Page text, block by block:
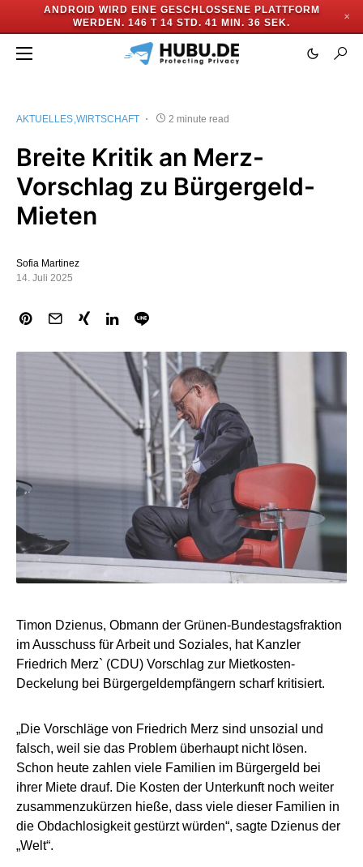
ANDROID WIRD EINE GESCHLOSSENE PLATTFORM
WERDEN. 146 T 14 STD. 41 MIN. 35 SEK.
✕
AKTUELLES WIRTSCHAFT 2 minute read
Breite Kritik an Merz-
Vorschlag zu Bürgergeld-
Mieten
Sofia Martinez
14. Juli 2025
Timon Dzienus, Obmann der Grünen-Bundestagsfraktion
im Ausschuss für Arbeit und Soziales, hat Kanzler
Friedrich Merz` (CDU) Vorschlag zur Mietkosten-
Deckelung bei Bürgergeldempfängern scharf kritisiert.
„Die Vorschläge von Friedrich Merz sind unsozial und
falsch, weil sie das Problem überhaupt nicht lösen.
Schon heute zahlen viele Familien im Bürgergeld bei
ihrer Miete drauf. Die Kosten der Unterkunft noch weiter
zusammenzukürzen hieße, dass viele dieser Familien in
die Obdachlosigkeit gestürzt würden“, sagte Dzienus der
„Welt“.